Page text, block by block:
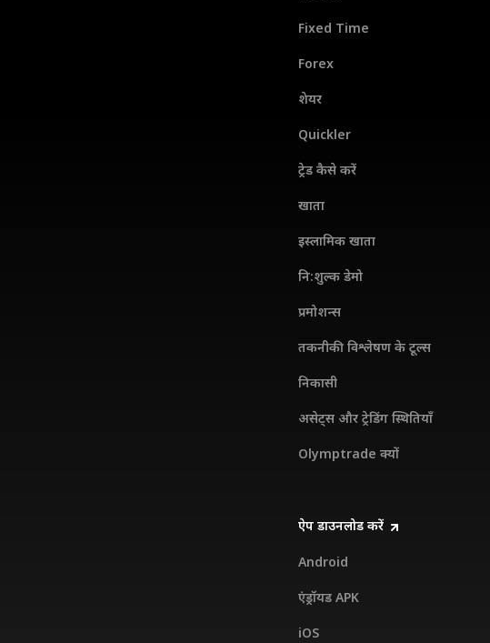
Fixed Time
Forex
शेयर
Quickler
ट्रेड कैसे करें
खाता
इस्लामिक खाता
नि:शुल्क डेमो
प्रमोशन्स
तकनीकी विश्लेषण के टूल्स
निकासी
असेट्स और ट्रेडिंग स्थितियाँ
Olymptrade क्यों
ऐप डाउनलोड करें
Android
एंड्रॉयड APK
iOS